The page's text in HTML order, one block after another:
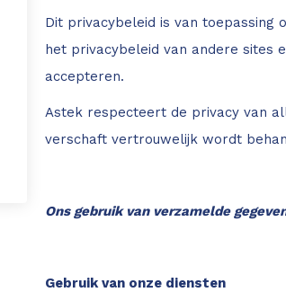
Dit privacybeleid is van toepassing
het privacybeleid van andere sites
accepteren.
Astek respecteert de privacy van
verschaft vertrouwelijk wordt
Ons gebruik van verzamelde
Gebruik van onze diensten